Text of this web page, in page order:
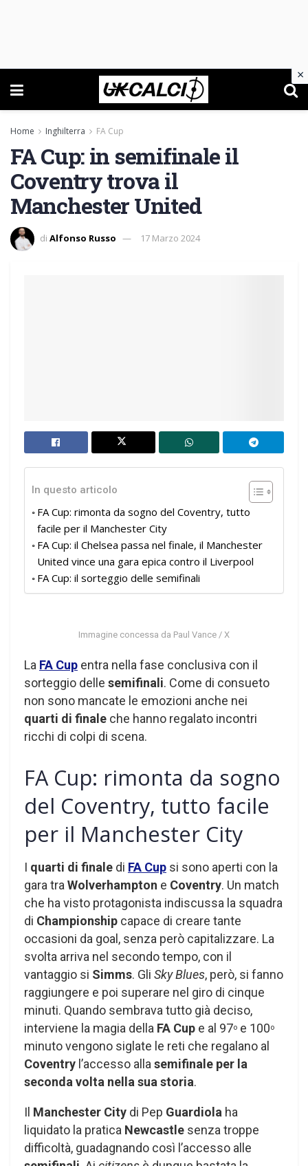
Home Inghilterra FA Cup
FA Cup: in semifinale il
Coventry trova il
Manchester United
di Alfonso Russo 17 Marzo 2024
In questo articolo
FA Cup: rimonta da sogno del Coventry, tutto
facile per il Manchester City
FA Cup: il Chelsea passa nel finale, il Manchester
United vince una gara epica contro il Liverpool
FA Cup: il sorteggio delle semifinali
Immagine concessa da Paul Vance / X
La FA Cup entra nella fase conclusiva con il
sorteggio delle semifinali. Come di consueto
non sono mancate le emozioni anche nei
quarti di finale che hanno regalato incontri
ricchi di colpi di scena.
FA Cup: rimonta da sogno
del Coventry, tutto facile
per il Manchester City
I quarti di finale di FA Cup si sono aperti con la
gara traWolverhampton e Coventry. Un match
che ha visto protagonista indiscussa la squadra
di Championship capace di creare tante
occasioni da goal, senza però capitalizzare. La
svolta arriva nel secondo tempo, con il
vantaggio si Simms. Gli Sky Blues, però, si fanno
raggiungere e poi superare nel giro di cinque
minuti. Quando sembrava tutto già deciso,
interviene la magia della FA Cup e al 97o e 100o
minuto vengono siglate le reti che regalano al
Coventry l’accesso allasemifinale per la
seconda volta nella sua storia.
Il Manchester City di Pep Guardiola ha
liquidato la pratica Newcastle senza troppe
difficoltà, guadagnando così l’accesso alle
×